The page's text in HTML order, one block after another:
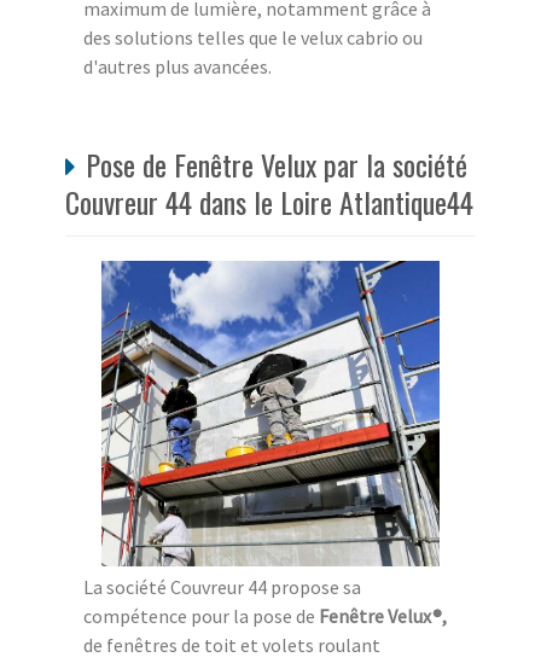
maximum de lumière, notamment grâce à
des solutions telles que le velux cabrio ou
d'autres plus avancées.
Pose de Fenêtre Velux par la société
Couvreur 44 dans le Loire Atlantique44
La société Couvreur 44 propose sa
compétence pour la pose de Fenêtre Velux®,
de fenêtres de toit et volets roulant